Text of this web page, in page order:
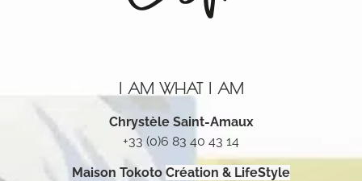
I AM WHAT I AM
Chrystèle Saint-Amaux
+33 (0)6 83 40 43 14
Maison Tokoto Création & LifeStyle